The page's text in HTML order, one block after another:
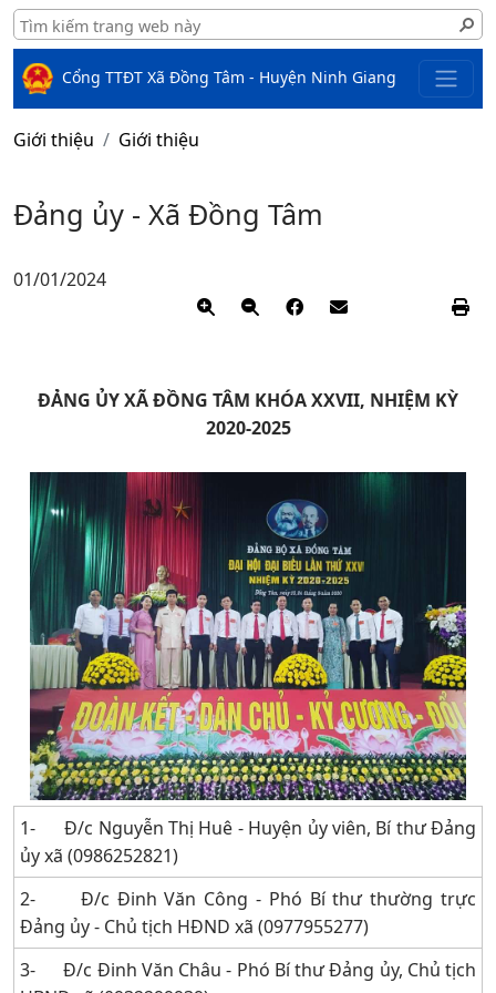
Cổng TTĐT Xã Đồng Tâm - Huyện Ninh Giang
Giới thiệu Giới thiệu
Đảng ủy - Xã Đồng Tâm
01/01/2024
ĐẢNG ỦY XÃ ĐỒNG TÂM KHÓA XXVII, NHIỆM KỲ
2020-2025
1- Đ/c Nguyễn Thị Huê - Huyện ủy viên, Bí thư Đảng
ủy xã (0986252821)
2- Đ/c Đinh Văn Công - Phó Bí thư thường trực
Đảng ủy - Chủ tịch HĐND xã (0977955277)
3- Đ/c Đinh Văn Châu - Phó Bí thư Đảng ủy, Chủ tịch